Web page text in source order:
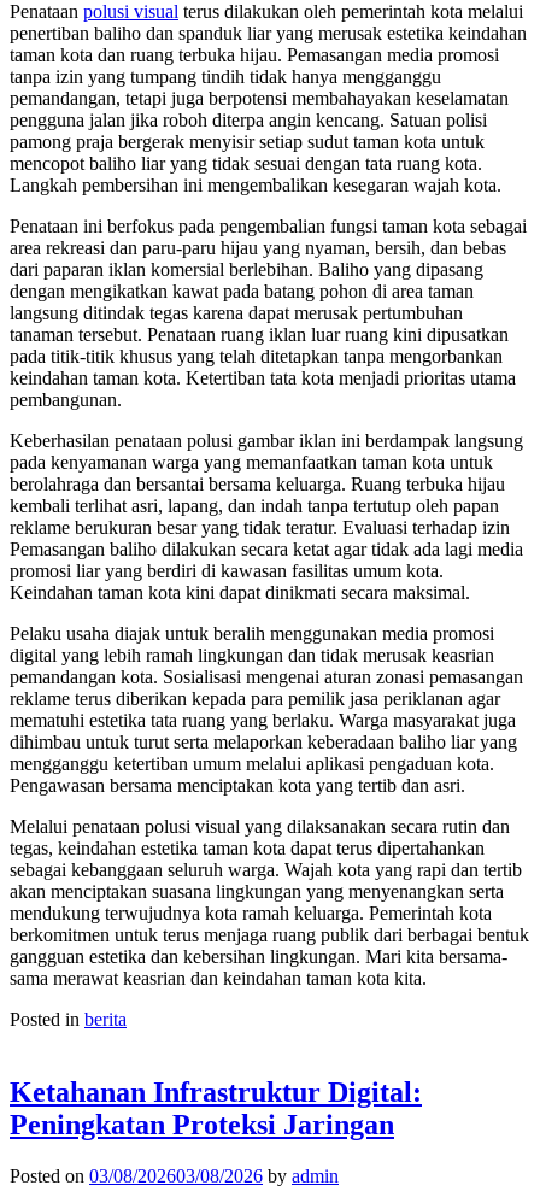
Penataan polusi visual terus dilakukan oleh pemerintah kota melalui
penertiban baliho dan spanduk liar yang merusak estetika keindahan
taman kota dan ruang terbuka hijau. Pemasangan media promosi
tanpa izin yang tumpang tindih tidak hanya mengganggu
pemandangan, tetapi juga berpotensi membahayakan keselamatan
pengguna jalan jika roboh diterpa angin kencang. Satuan polisi
pamong praja bergerak menyisir setiap sudut taman kota untuk
mencopot baliho liar yang tidak sesuai dengan tata ruang kota.
Langkah pembersihan ini mengembalikan kesegaran wajah kota.
Penataan ini berfokus pada pengembalian fungsi taman kota sebagai
area rekreasi dan paru-paru hijau yang nyaman, bersih, dan bebas
dari paparan iklan komersial berlebihan. Baliho yang dipasang
dengan mengikatkan kawat pada batang pohon di area taman
langsung ditindak tegas karena dapat merusak pertumbuhan
tanaman tersebut. Penataan ruang iklan luar ruang kini dipusatkan
pada titik-titik khusus yang telah ditetapkan tanpa mengorbankan
keindahan taman kota. Ketertiban tata kota menjadi prioritas utama
pembangunan.
Keberhasilan penataan polusi gambar iklan ini berdampak langsung
pada kenyamanan warga yang memanfaatkan taman kota untuk
berolahraga dan bersantai bersama keluarga. Ruang terbuka hijau
kembali terlihat asri, lapang, dan indah tanpa tertutup oleh papan
reklame berukuran besar yang tidak teratur. Evaluasi terhadap izin
Pemasangan baliho dilakukan secara ketat agar tidak ada lagi media
promosi liar yang berdiri di kawasan fasilitas umum kota.
Keindahan taman kota kini dapat dinikmati secara maksimal.
Pelaku usaha diajak untuk beralih menggunakan media promosi
digital yang lebih ramah lingkungan dan tidak merusak keasrian
pemandangan kota. Sosialisasi mengenai aturan zonasi pemasangan
reklame terus diberikan kepada para pemilik jasa periklanan agar
mematuhi estetika tata ruang yang berlaku. Warga masyarakat juga
dihimbau untuk turut serta melaporkan keberadaan baliho liar yang
mengganggu ketertiban umum melalui aplikasi pengaduan kota.
Pengawasan bersama menciptakan kota yang tertib dan asri.
Melalui penataan polusi visual yang dilaksanakan secara rutin dan
tegas, keindahan estetika taman kota dapat terus dipertahankan
sebagai kebanggaan seluruh warga. Wajah kota yang rapi dan tertib
akan menciptakan suasana lingkungan yang menyenangkan serta
mendukung terwujudnya kota ramah keluarga. Pemerintah kota
berkomitmen untuk terus menjaga ruang publik dari berbagai bentuk
gangguan estetika dan kebersihan lingkungan. Mari kita bersama-
sama merawat keasrian dan keindahan taman kota kita.
Posted in berita
Ketahanan Infrastruktur Digital:
Peningkatan Proteksi Jaringan
Posted on 03/08/202603/08/2026 by admin